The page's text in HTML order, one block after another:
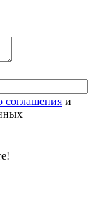
соглашения и